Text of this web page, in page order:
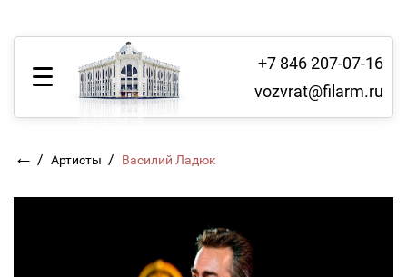
+7 846 207-07-16
vozvrat@filarm.ru
← / Артисты / Василий Ладюк